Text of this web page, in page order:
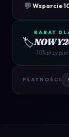
💬 Wsparcie
🏷️
RABAT
-10% przy
PŁATNOŚCI